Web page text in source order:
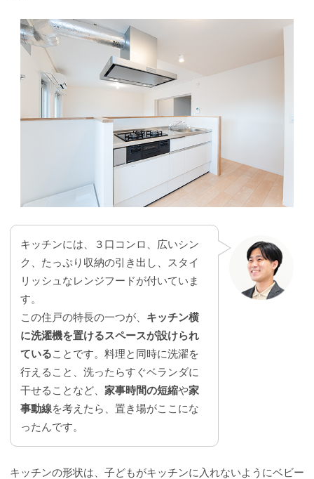
キッチンには、３口コンロ、広いシン
ク、たっぷり収納の引き出し、スタイ
リッシュなレンジフードが付いていま
す。
この住戸の特長の一つが、 キッチン横
に洗濯機を置けるスペースが設けられ
ていることです。料理と同時に洗濯を
行えること、洗ったらすぐベランダに
干せることなど、 家事時間の短縮や家
事動線を考えたら、置き場がここにな
ったんです。
キッチンの形状は、子どもがキッチンに入れないようにベビー